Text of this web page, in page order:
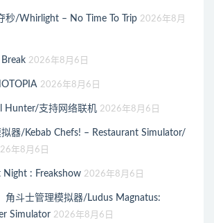
秒/Whirlight – No Time To Trip 2026年8月
2026年8月6日
2026年8月6日
Hunter/支持网络联机 2026年8月6日
器/Kebab Chefs! – Restaurant Simulator/
年8月6日
: Freakshow 2026年8月6日
角斗士管理模拟器/Ludus Magnatus:
Simulator 2026年8月6日